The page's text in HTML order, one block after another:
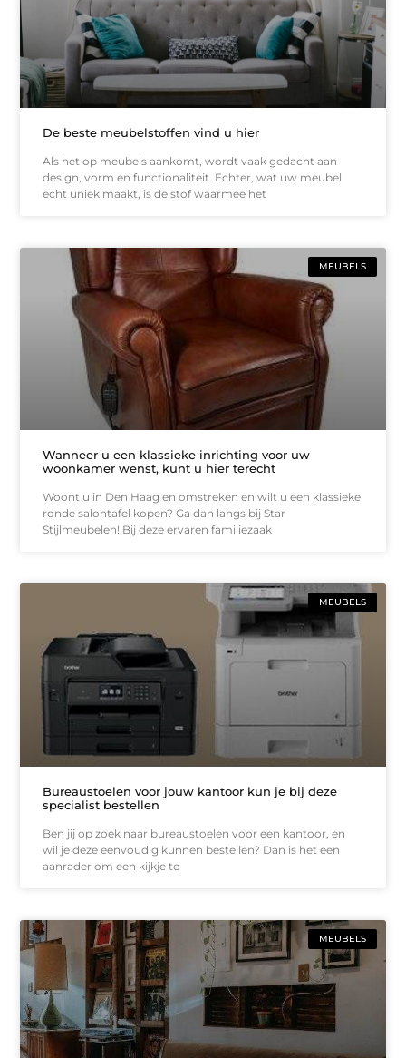
De beste meubelstoffen vind u hier
Als het op meubels aankomt, wordt vaak gedacht aan
design, vorm en functionaliteit. Echter, wat uw meubel
echt uniek maakt, is de stof waarmee het
MEUBELS
Wanneer u een klassieke inrichting voor uw
woonkamer wenst, kunt u hier terecht
Woont u in Den Haag en omstreken en wilt u een klassieke
ronde salontafel kopen? Ga dan langs bij Star
Stijlmeubelen! Bij deze ervaren familiezaak
MEUBELS
Bureaustoelen voor jouw kantoor kun je bij deze
specialist bestellen
Ben jij op zoek naar bureaustoelen voor een kantoor, en
wil je deze eenvoudig kunnen bestellen? Dan is het een
aanrader om een kijkje te
MEUBELS